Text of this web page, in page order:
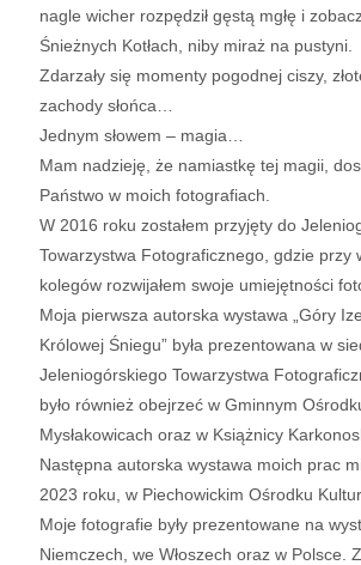
nagle wicher rozpędził gęstą mgłę i
Śnieżnych Kotłach, niby miraż na pustyni.
Zdarzały się momenty pogodnej ciszy,
zachody słońca…
Jednym słowem – magia…
Mam nadzieję, że namiastkę tej magii,
Państwo w moich fotografiach.
W 2016 roku zostałem przyjęty do
Towarzystwa Fotograficznego, gdzie przy
kolegów rozwijałem swoje umiejętności
Moja pierwsza autorska wystawa „Góry
Królowej Śniegu” była prezentowana w
Jeleniogórskiego Towarzystwa
było również obejrzeć w Gminnym
Mysłakowicach oraz w Książnicy
Następna autorska wystawa moich prac
2023 roku, w Piechowickim Ośrodku
Moje fotografie były prezentowane na
Niemczech, we Włoszech oraz w Polsce.